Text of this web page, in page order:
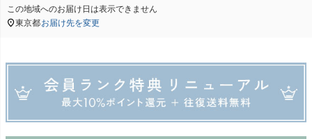
この地域へのお届け日は表示できません
東京都お届け先を変更